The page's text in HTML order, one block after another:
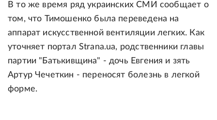
В то же время ряд украинских СМИ сообщает о
том, что Тимошенко была переведена на
аппарат искусственной вентиляции легких. Как
уточняет портал Strana.ua, родственники главы
партии "Батькивщина" - дочь Евгения и зять
Артур Чечеткин - переносят болезнь в легкой
форме.